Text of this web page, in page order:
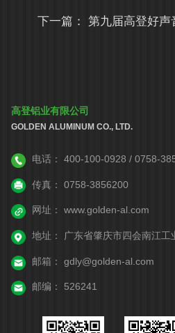
下一篇：第九届高登好声
高登铝业有限公司
GOLDEN ALUMINUM CO., LTD.
电话： 400-100-0928 / 0758-
传真： 0758-3856200
网址： www.golden-al.com
地址： 广东省肇庆市四会南江
邮箱： gdly@golden-al.com
邮编： 526241